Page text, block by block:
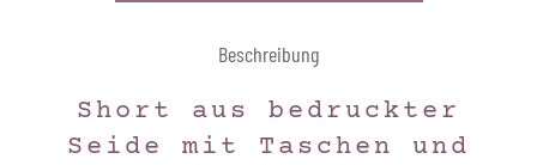
Beschreibung
Short aus bedruckter
Seide mit Taschen und